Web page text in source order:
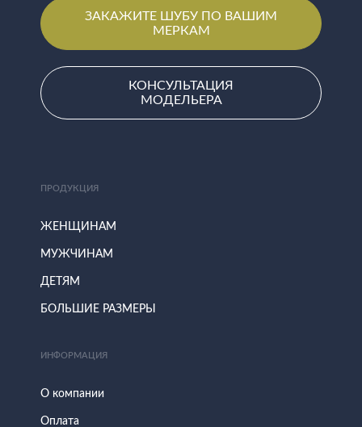
ЗАКАЖИТЕ ШУБУ ПО ВАШИМ
МЕРКАМ
КОНСУЛЬТАЦИЯ
МОДЕЛЬЕРА
ПРОДУКЦИЯ
ЖЕНЩИНАМ
МУЖЧИНАМ
ДЕТЯМ
БОЛЬШИЕ РАЗМЕРЫ
ИНФОРМАЦИЯ
О компании
Оплата